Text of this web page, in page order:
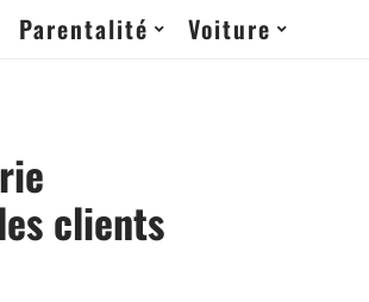
Parentalité Voiture
clients